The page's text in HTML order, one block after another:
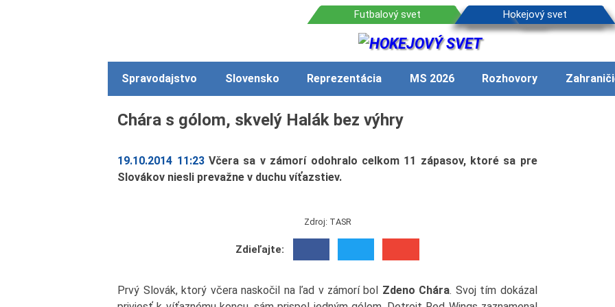
Spravodajstvo Slovensko Reprezentácia MS 2026 Rozhovory
Chára s gólom, skvelý Halák bez výhry
19.10.2014 11:23 Včera sa v zámorí odohralo celkom 11 zápasov, ktoré sa pre
Slovákov niesli prevažne v duchu víťazstiev.
Zdroj: TASR
Zdieľajte:
Prvý Slovák, ktorý včera naskočil na ľad v zámorí bol Zdeno Chára. Svoj tím dokázal